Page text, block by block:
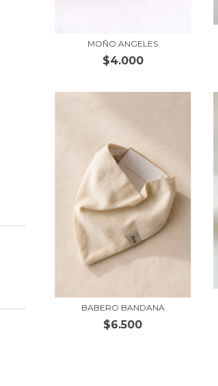
MOÑO ANGELES
$4.000
BABERO BANDANA
$6.500